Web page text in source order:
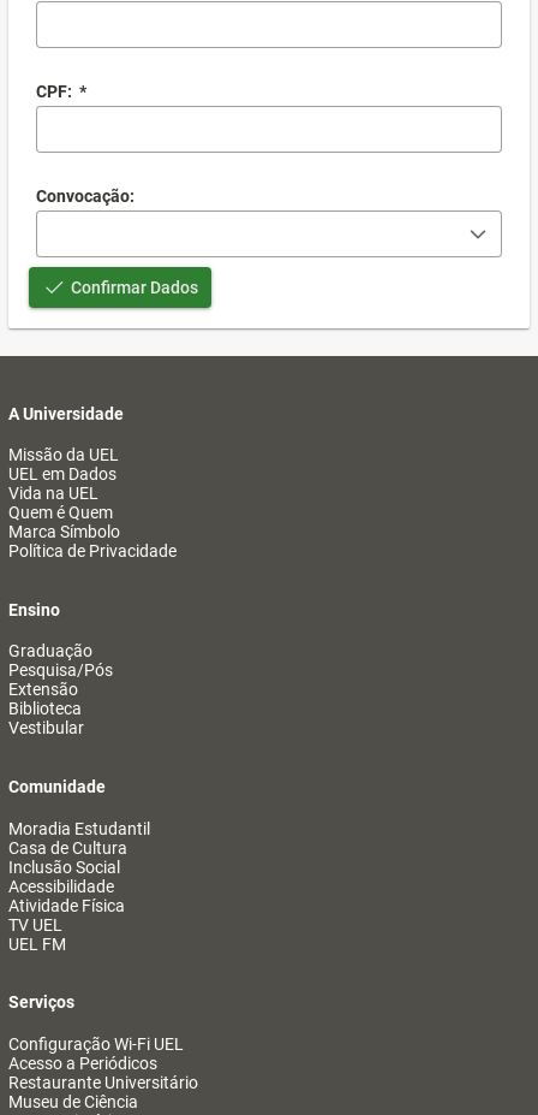
CPF: *
Convocação:
Confirmar Dados
A Universidade
Missão da UEL
UEL em Dados
Vida na UEL
Quem é Quem
Marca Símbolo
Política de Privacidade
Ensino
Graduação
Pesquisa/Pós
Extensão
Biblioteca
Vestibular
Comunidade
Moradia Estudantil
Casa de Cultura
Inclusão Social
Acessibilidade
Atividade Física
TV UEL
UEL FM
Serviços
Configuração Wi-Fi UEL
Acesso a Periódicos
Restaurante Universitário
Museu de Ciência